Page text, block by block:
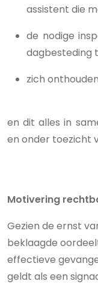
assistent die
de nodige
dagbesteding
zich
en dit alles in
en onder toezicht
Motivering
Gezien de ernst
beklaagde
effectieve
geldt als een